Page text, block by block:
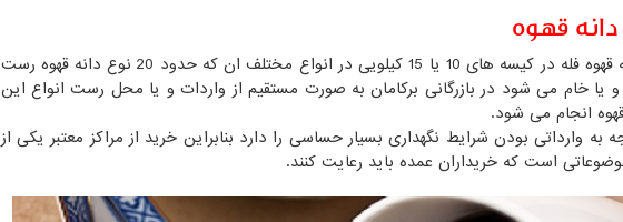
قهوه
فروش دانه قهوه فله در کیسه های 10 یا 15 کیلویی در انواع مختلف ان که حدود 20 نوع دانه قهوه رست
یا خام می شود در بازرگانی برکامان به صورت مستقیم از واردات و یا محل رست انواع این
انجام می شود.
به وارداتی بودن شرایط نگهداری بسیار حساسی را دارد بنابراین خرید از مراکز معتبر یکی از
است که خریداران عمده باید رعایت کنند.